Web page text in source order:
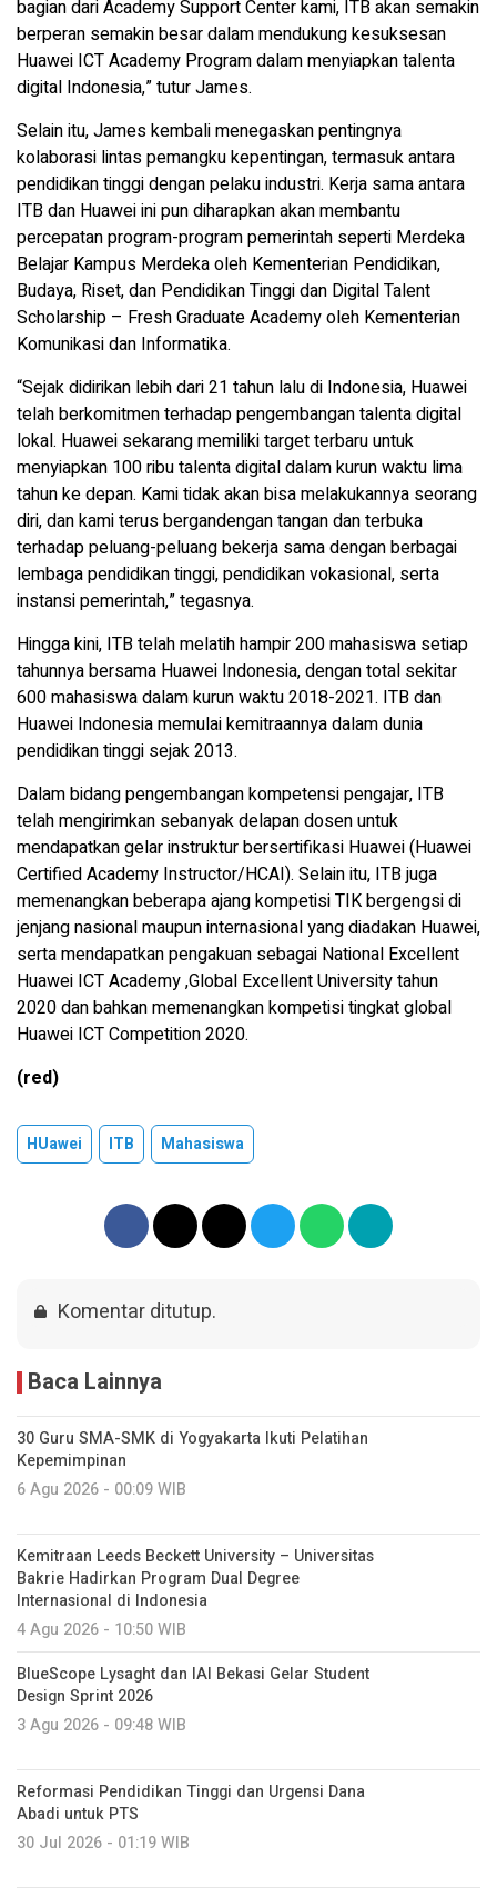
bagian dari Academy Support Center kami, ITB akan semakin
berperan semakin besar dalam mendukung kesuksesan
Huawei ICT Academy Program dalam menyiapkan talenta
digital Indonesia,” tutur James.
Selain itu, James kembali menegaskan pentingnya
kolaborasi lintas pemangku kepentingan, termasuk antara
pendidikan tinggi dengan pelaku industri. Kerja sama antara
ITB dan Huawei ini pun diharapkan akan membantu
percepatan program-program pemerintah seperti Merdeka
Belajar Kampus Merdeka oleh Kementerian Pendidikan,
Budaya, Riset, dan Pendidikan Tinggi dan Digital Talent
Scholarship – Fresh Graduate Academy oleh Kementerian
Komunikasi dan Informatika.
“Sejak didirikan lebih dari 21 tahun lalu di Indonesia, Huawei
telah berkomitmen terhadap pengembangan talenta digital
lokal. Huawei sekarang memiliki target terbaru untuk
menyiapkan 100 ribu talenta digital dalam kurun waktu lima
tahun ke depan. Kami tidak akan bisa melakukannya seorang
diri, dan kami terus bergandengan tangan dan terbuka
terhadap peluang-peluang bekerja sama dengan berbagai
lembaga pendidikan tinggi, pendidikan vokasional, serta
instansi pemerintah,” tegasnya.
Hingga kini, ITB telah melatih hampir 200 mahasiswa setiap
tahunnya bersama Huawei Indonesia, dengan total sekitar
600 mahasiswa dalam kurun waktu 2018-2021. ITB dan
Huawei Indonesia memulai kemitraannya dalam dunia
pendidikan tinggi sejak 2013.
Dalam bidang pengembangan kompetensi pengajar, ITB
telah mengirimkan sebanyak delapan dosen untuk
mendapatkan gelar instruktur bersertifikasi Huawei (Huawei
Certified Academy Instructor/HCAI). Selain itu, ITB juga
memenangkan beberapa ajang kompetisi TIK bergengsi di
jenjang nasional maupun internasional yang diadakan Huawei,
serta mendapatkan pengakuan sebagai National Excellent
Huawei ICT Academy ,Global Excellent University tahun
2020 dan bahkan memenangkan kompetisi tingkat global
Huawei ICT Competition 2020.
(red)
HUawei ITB Mahasiswa
Komentar ditutup.
Baca Lainnya
30 Guru SMA-SMK di Yogyakarta Ikuti Pelatihan
Kepemimpinan
6 Agu 2026 - 00:09 WIB
Kemitraan Leeds Beckett University – Universitas
Bakrie Hadirkan Program Dual Degree
Internasional di Indonesia
4 Agu 2026 - 10:50 WIB
BlueScope Lysaght dan IAI Bekasi Gelar Student
Design Sprint 2026
3 Agu 2026 - 09:48 WIB
Reformasi Pendidikan Tinggi dan Urgensi Dana
Abadi untuk PTS
30 Jul 2026 - 01:19 WIB